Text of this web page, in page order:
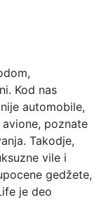
Kod nas
automobile,
poznate
Takodje,
vile i
gedžete,
je deo